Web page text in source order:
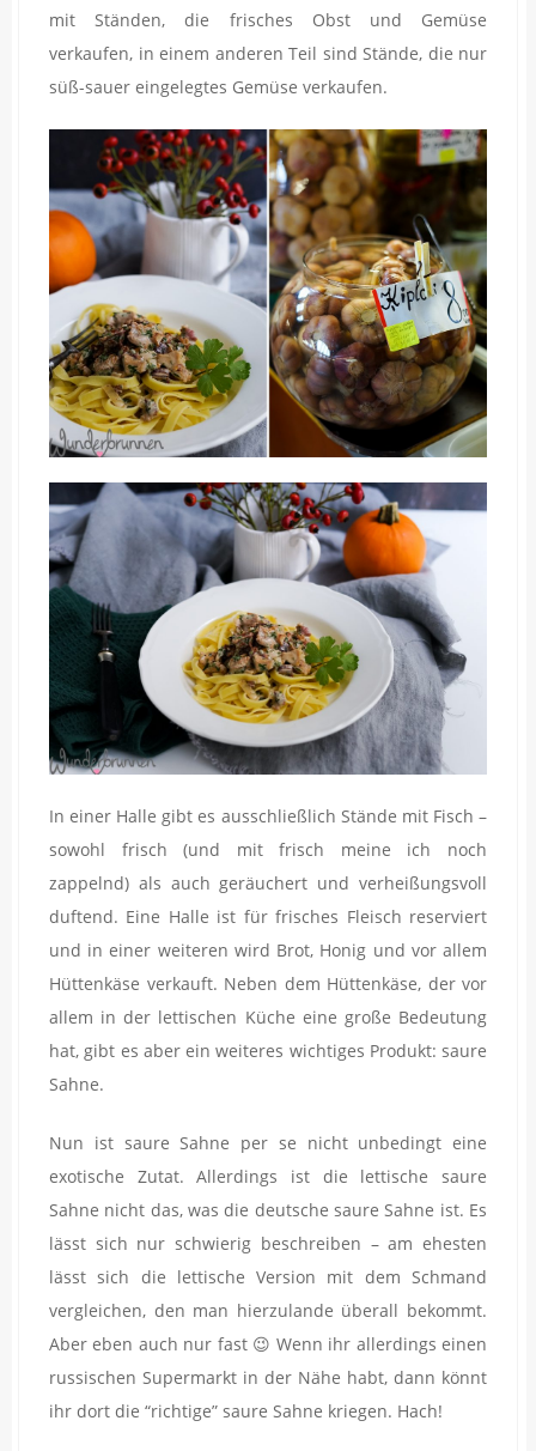
mit Ständen, die frisches Obst und Gemüse
verkaufen, in einem anderen Teil sind Stände, die nur
süß-sauer eingelegtes Gemüse verkaufen.
In einer Halle gibt es ausschließlich Stände mit Fisch –
sowohl frisch (und mit frisch meine ich noch
zappelnd) als auch geräuchert und verheißungsvoll
duftend. Eine Halle ist für frisches Fleisch reserviert
und in einer weiteren wird Brot, Honig und vor allem
Hüttenkäse verkauft. Neben dem Hüttenkäse, der vor
allem in der lettischen Küche eine große Bedeutung
hat, gibt es aber ein weiteres wichtiges Produkt: saure
Sahne.
Nun ist saure Sahne per se nicht unbedingt eine
exotische Zutat. Allerdings ist die lettische saure
Sahne nicht das, was die deutsche saure Sahne ist. Es
lässt sich nur schwierig beschreiben – am ehesten
lässt sich die lettische Version mit dem Schmand
vergleichen, den man hierzulande überall bekommt.
Aber eben auch nur fast 😉 Wenn ihr allerdings einen
russischen Supermarkt in der Nähe habt, dann könnt
ihr dort die “richtige” saure Sahne kriegen. Hach!